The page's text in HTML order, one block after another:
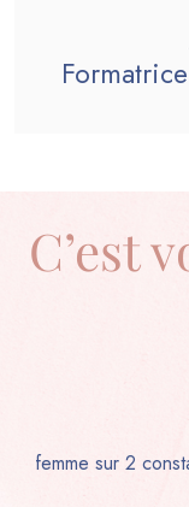
C’est
femme sur 2